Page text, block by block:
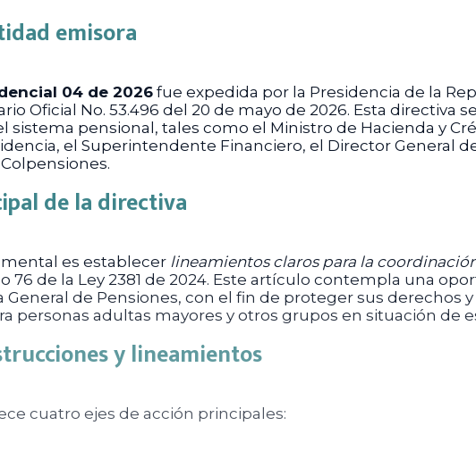
emisora
04 de 2026 fue expedida por la Presidencia de la
Oficial No. 53.496 del 20 de mayo de 2026. Esta
sistema pensional, tales como el Ministro de Hacienda y
el Superintendente Financiero, el Director General
de la directiva
es establecer lineamientos claros para la
76 de la Ley 2381 de 2024. Este artículo contempla una
General de Pensiones, con el fin de proteger sus derechos
personas adultas mayores y otros grupos en situación de
y lineamientos
cuatro ejes de acción principales: